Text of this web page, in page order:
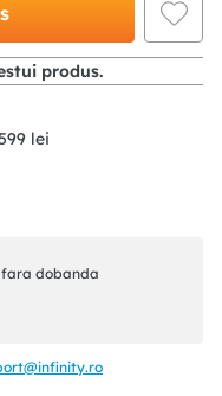
produs.
lei
dobanda